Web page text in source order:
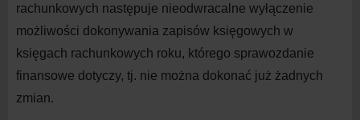
rachunkowych następuje nieodwracalne wyłączenie
możliwości dokonywania zapisów księgowych w
księgach rachunkowych roku, którego sprawozdanie
finansowe dotyczy, tj. nie można dokonać już żadnych
zmian.